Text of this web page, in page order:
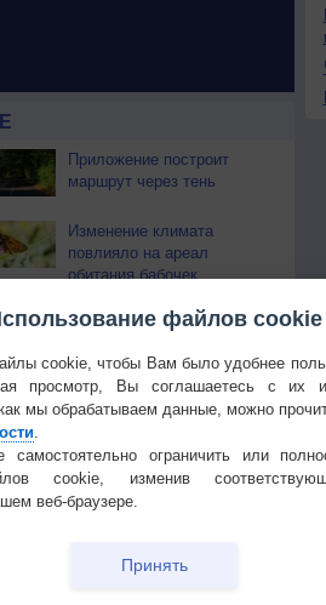
Приложение построит
маршрут через тень
Изменение климата
повлияло на ареал
обитания бабочек
Облачность Осадки
файлов cookie
cookie, чтобы Вам было удобнее
просмотр, Вы соглашаетесь с их
мы обрабатываем данные, можно
.
ограничить или
cookie, изменив
веб-браузере.
Принять